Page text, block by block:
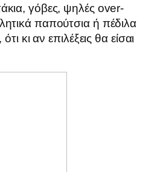
γόβες, ψηλές over-
παπούτσια ή πέδιλα
κι αν επιλέξεις θα είσαι